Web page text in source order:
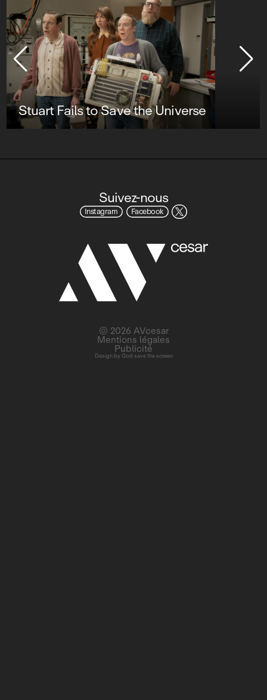
Stuart Fails to Save the Universe
Suivez-nous
Instagram Facebook
Design by God save the screen
© 2026 AVcesar
Mentions légales
Publicité